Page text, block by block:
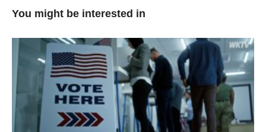
You might be interested in